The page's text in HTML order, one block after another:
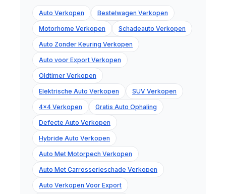
Auto Verkopen Bestelwagen Verkopen
Motorhome Verkopen Schadeauto Verkopen
Auto Zonder Keuring Verkopen
Auto voor Export Verkopen
Oldtimer Verkopen
Elektrische Auto Verkopen SUV Verkopen
4x4 Verkopen Gratis Auto Ophaling
Defecte Auto Verkopen
Hybride Auto Verkopen
Auto Met Motorpech Verkopen
Auto Met Carrosserieschade Verkopen
Auto Verkopen Voor Export